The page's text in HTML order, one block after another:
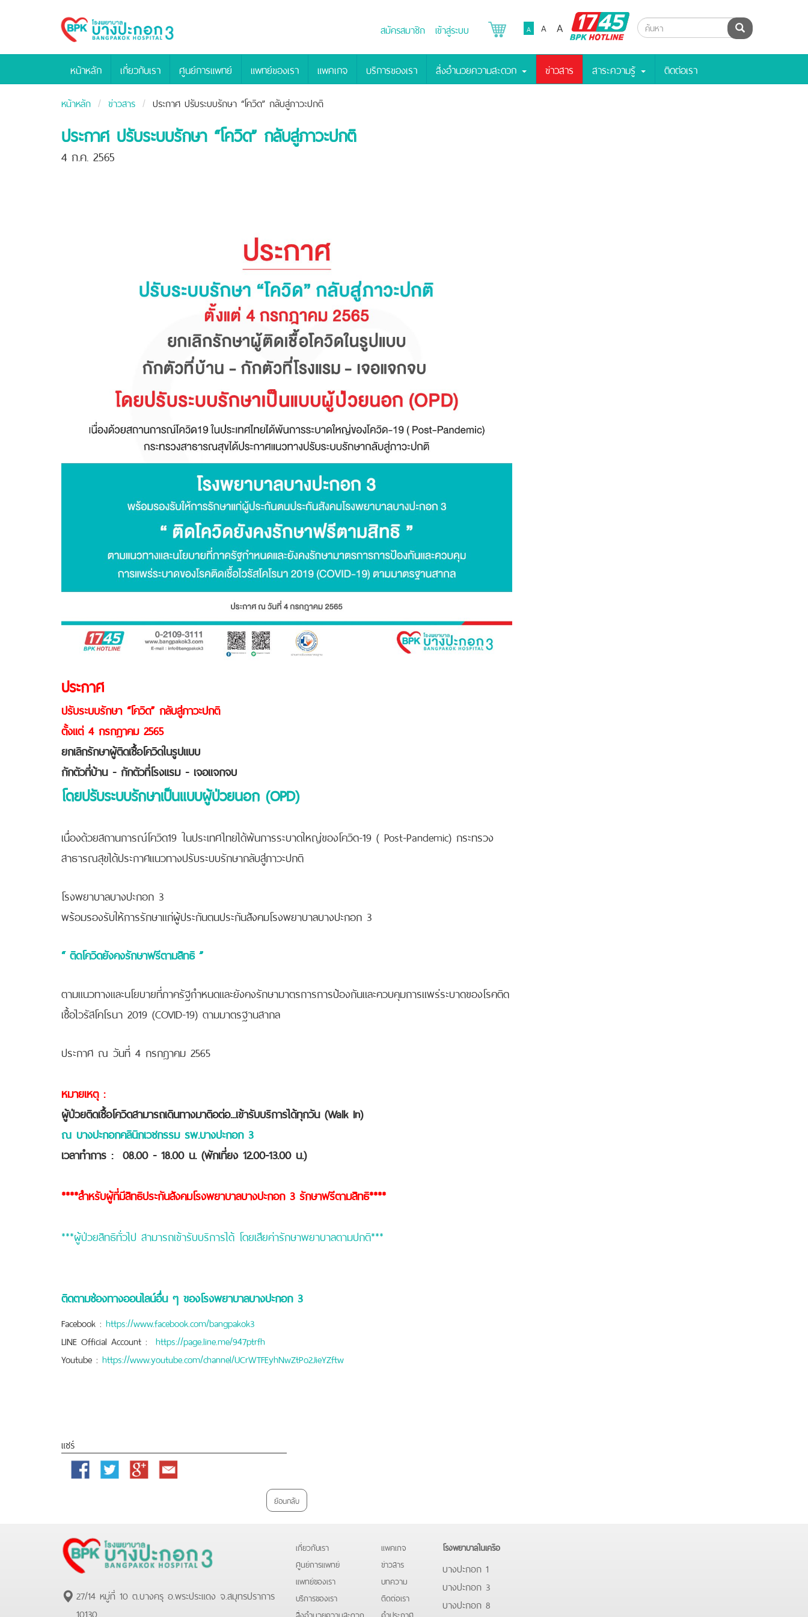
Bangpakok
Hospital
สมัครสมาชิก เข้าสู่ระบบ A A A
BPK
Hotline
ค้นหา
หน้าหลัก เกี่ยวกับเรา ศูนย์การแพทย์ แพทย์ของเรา แพคเกจ บริการของเรา สิ่งอำนวยความสะดวก ข่าวสาร สาระความรู้ ติดต่อเรา
หน้าหลัก ข่าวสาร ประกาศ ปรับระบบรักษา “โควิด” กลับสู่ภาวะปกติ
ประกาศ ปรับระบบรักษา “โควิด” กลับสู่ภาวะปกติ
4 ก.ค. 2565
ประกาศ
ปรับระบบรักษา “โควิด” กลับสู่ภาวะปกติ
ตั้งแต่ 4 กรกฎาคม 2565
ยกเลิกรักษาผู้ติดเชื้อโควิดในรูปแบบ
กักตัวที่บ้าน - กักตัวที่โรงแรม - เจอแจกจบ
โดยปรับระบบรักษาเป็นแบบผู้ป่วยนอก (OPD)
เนื่องด้วยสถานการณ์โควิด19 ในประเทศไทยได้พ้นการระบาดใหญ่ของโควิด-19 ( Post-Pandemic) กระทรวง
สาธารณสุขได้ประกาศแนวทางปรับระบบรักษากลับสู่ภาวะปกติ
โรงพยาบาลบางปะกอก 3
พร้อมรองรับให้การรักษาแก่ผู้ประกันตนประกันสังคมโรงพยาบาลบางปะกอก 3
“ ติดโควิดยังคงรักษาฟรีตามสิทธิ ”
ตามแนวทางและนโยบายที่ภาครัฐกำหนดและยังคงรักษามาตรการการป้องกันและควบคุมการแพร่ระบาดของโรคติด
เชื้อไวรัสโคโรนา 2019 (COVID-19) ตามมาตรฐานสากล
ประกาศ ณ วันที่ 4 กรกฎาคม 2565
หมายเหตุ :
ผู้ป่วยติดเชื้อโควิดสามารถเดินทางมาติอต่อ...เข้ารับบริการได้ทุกวัน (Walk In)
ณ บางปะกอกคลินิกเวชกรรม รพ.บางปะกอก 3
เวลาทำการ : 08.00 - 18.00 น. (พักเที่ยง 12.00-13.00 น.)
****สำหรับผู้ที่มีสิทธิประกันสังคมโรงพยาบาลบางปะกอก 3 รักษาฟรีตามสิทธิ****
***ผู้ป่วยสิทธิทั่วไป สามารถเข้ารับบริการได้ โดยเสียค่ารักษาพยาบาลตามปกติ***
ติดตามช่องทางออนไลน์อื่น ๆ ของโรงพยาบาลบางปะกอก 3
Facebook : https://www.facebook.com/bangpakok3
LINE Official Account : https://page.line.me/947ptrfh
Youtube : https://www.youtube.com/channel/UCrWTFEyhNwZtPo2JieYZftw
แชร์
Facebook Twitter
Google
Email
ย้อนกลับ
27/14 หมู่ที่ 10 ต.บางครุ อ.พระประแดง จ.สมุทรปราการ
10130
เกี่ยวกับเรา
ศูนย์การแพทย์
แพทย์ของเรา
บริการของเรา
แพคเกจ
ข่าวสาร
บทความ
ติดต่อเรา
โรงพยาบาลในเครือ
บางปะกอก 1
บางปะกอก 3
บางปะกอก 8